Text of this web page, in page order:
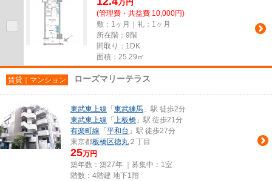
万 円
(管理費・共益費 10,000円)
敷：1ヶ月｜礼：1ヶ月
所在階：9階
間取り：1DK
面積：25.29㎡
賃貸｜マンション ローズマリーテラス
東武東上線 「 東武練馬 」駅 徒歩2分
東武東上線 「 上板橋 」駅 徒歩21分
有楽町線 「 平和台 」駅 徒歩27分
東京都板橋区徳丸 ２丁目
25万円
築年数：築27年 ｜募集中： 1室
階数：4階建 地下1階